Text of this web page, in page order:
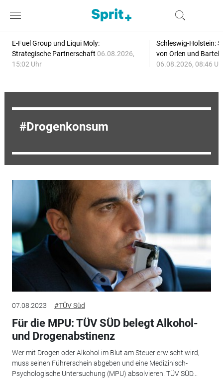
E-Fuel Group und Liqui Moly:
Strategische Partnerschaft 06.08.2026,
15:02 Uhr
Schleswig-Holstein:
von Orlen und
06.08.2026, 08:46
Drogenkonsum
07.08.2023 #TÜV Süd
Für die MPU: TÜV SÜD belegt Alkohol-
und Drogenabstinenz
Wer mit Drogen oder Alkohol im Blut am Steuer erwischt wird,
muss seinen Führerschein abgeben und eine Medizinisch-
Psychologische Untersuchung (MPU) absolvieren. TÜV SÜD...